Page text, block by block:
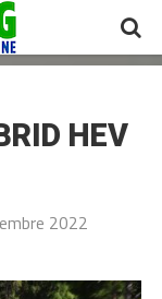
HEV
2022